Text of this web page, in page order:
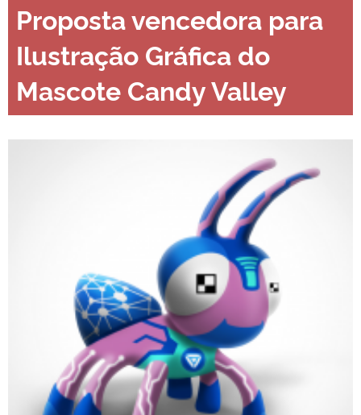
TELEFONES
Proposta vencedora para
Ilustração Gráfica do
Mascote Candy Valley